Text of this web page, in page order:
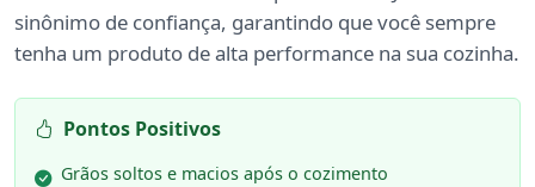
sinônimo de confiança, garantindo que você sempre
tenha um produto de alta performance na sua cozinha.
Pontos Positivos
Grãos soltos e macios após o cozimento